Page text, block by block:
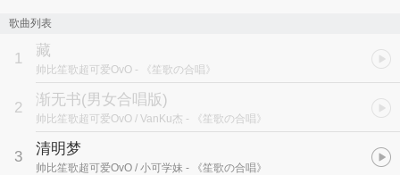
歌曲列表
1 藏
帅比笙歌超可爱OvO - 《笙歌の合唱》
2 渐无书(男女合唱版)
帅比笙歌超可爱OvO / VanKu杰 - 《笙歌の合唱》
3 清明梦
帅比笙歌超可爱OvO / 小可学妹 - 《笙歌の合唱》